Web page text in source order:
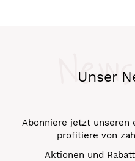
Unser
Abonniere jetzt unseren
profitiere von
Aktionen und